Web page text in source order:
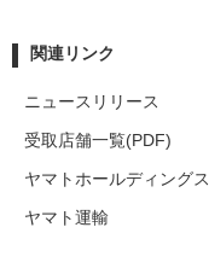
関連リンク
ニュースリリース
受取店舗一覧(PDF)
ヤマトホールディングス
ヤマト運輸